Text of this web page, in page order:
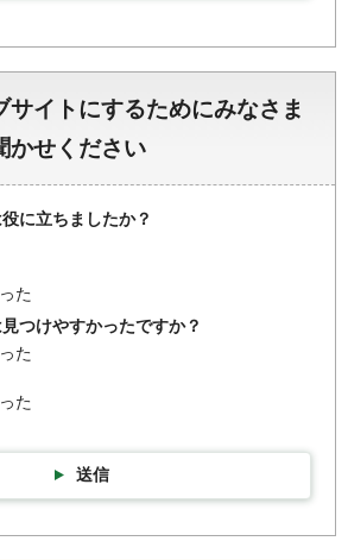
サイトにするためにみなさま
かせください
に立ちましたか？
た
つけやすかったですか？
た
た
送信